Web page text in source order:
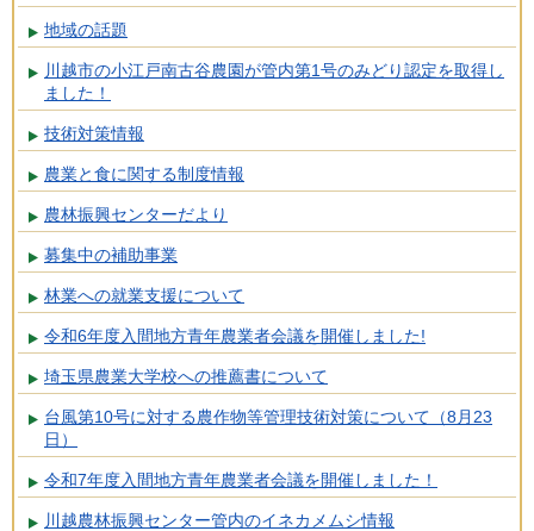
地域の話題
川越市の小江戸南古谷農園が管内第1号のみどり認定を取得し
ました！
技術対策情報
農業と食に関する制度情報
農林振興センターだより
募集中の補助事業
林業への就業支援について
令和6年度入間地方青年農業者会議を開催しました!
埼玉県農業大学校への推薦書について
台風第10号に対する農作物等管理技術対策について（8月23
日）
令和7年度入間地方青年農業者会議を開催しました！
川越農林振興センター管内のイネカメムシ情報